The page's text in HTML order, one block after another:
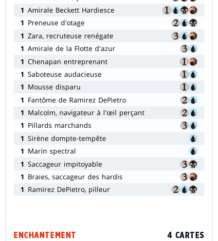
1 Amirale Beckett Hardiesce
1 Preneuse d'otage
1 Zara, recruteuse renégate
1 Amirale de la Flotte d'azur
1 Chenapan entreprenant
1 Saboteuse audacieuse
1 Mousse disparu
1 Fantôme de Ramirez DePietro
1 Malcolm, navigateur à l'œil perçant
1 Pillards marchands
1 Sirène dompte-tempête
1 Marin spectral
1 Saccageur impitoyable
1 Braies, saccageur des hardis
1 Ramirez DePietro, pilleur
ENCHANTEMENT 4 CARTES